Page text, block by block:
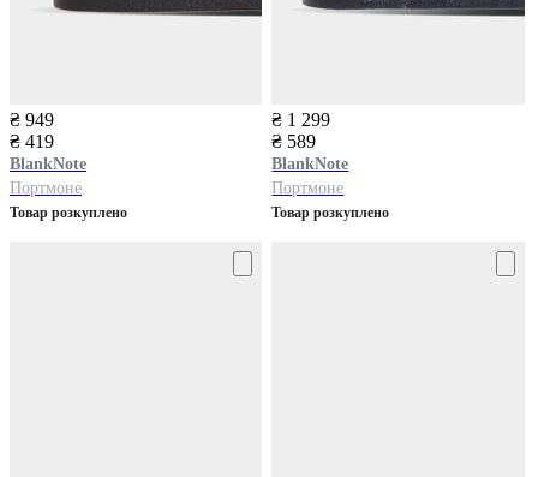
₴ 949
₴ 419
BlankNote
Портмоне
Товар розкуплено
₴ 1 299
₴ 589
BlankNote
Портмоне
Товар розкуплено